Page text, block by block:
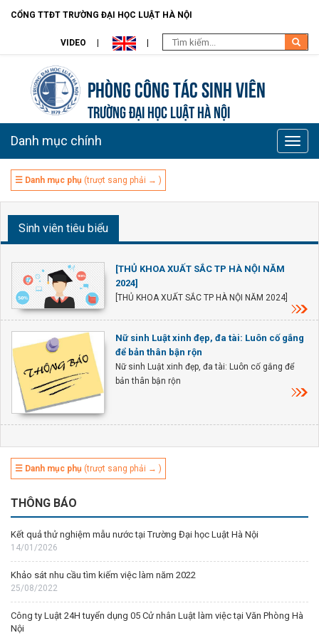
CỔNG TTĐT TRƯỜNG ĐẠI HỌC LUẬT HÀ NỘI
VIDEO
Phòng Công tác sinh viên
TRƯỜNG ĐẠI HỌC LUẬT HÀ NỘI
Toggle
Danh mục chính
☰ Danh mục phụ (trượt sang phải → )
Sinh viên tiêu biểu
[THỦ KHOA XUẤT SẮC TP HÀ NỘI NĂM
2024]
[THỦ KHOA XUẤT SẮC TP HÀ NỘI NĂM 2024]
Nữ sinh Luật xinh đẹp, đa tài: Luôn cố gắng
để bản thân bận rộn
Nữ sinh Luật xinh đẹp, đa tài: Luôn cố gắng để
bản thân bận rộn
☰ Danh mục phụ (trượt sang phải → )
THÔNG BÁO
Kết quả thử nghiệm mẫu nước tại Trường Đại học Luật Hà Nội
14/01/2026
Khảo sát nhu cầu tìm kiếm việc làm năm 2022
25/08/2022
Công ty Luật 24H tuyển dụng 05 Cử nhân Luật làm việc tại Văn Phòng Hà
Nội